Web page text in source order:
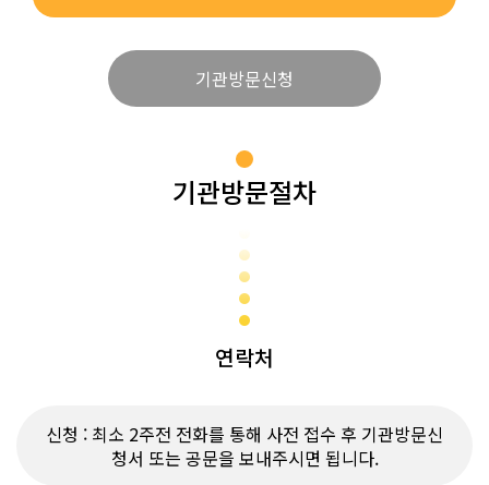
기관방문신청
기관방문절차
연락처
신청 : 최소 2주전 전화를 통해 사전 접수 후 기관방문신
청서 또는 공문을 보내주시면 됩니다.